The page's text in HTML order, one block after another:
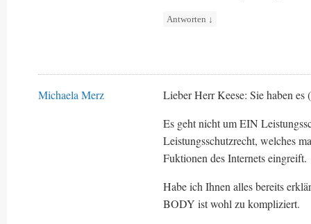
Antworten ↓
Michaela Merz
Lieber Herr Keese: Sie haben
Es geht nicht um EIN
Leistungsschutzrecht, welches
Fuktionen des Internets eingreift.
Habe ich Ihnen alles bereits
BODY ist wohl zu kompliziert.